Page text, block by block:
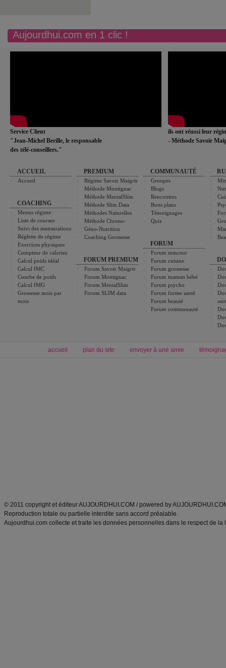
Aujourdhui.com en 1 clic !
Service Client
"Jean-Michel Berille, le responsable
des télé-conseillers."
ils ont réussi leur
- Méthode Savoir
ACCUEIL
Accueil
COACHING
Menus régime
Liste de courses
Suivi des mensurations
Réglette de régime
Exercices physiques
Compteur de calories
Calcul poids idéal
Calcul IMC
Courbe de poids
Calcul IMG
Grossesse mois par
mois
PREMIUM
Régime Savoir Maigrir
Méthode Montignac
Méthode MentalSlim
Méthode Slim Data
Méthodes Naturelles
Méthode Chrono-
Géno-Nutrition
Coaching Grossesse
FORUM PREMIUM
Forum Savoir Maigrir
Forum Montignac
Forum MentalSlim
Forum SLIM data
COMMUNAUTÉ
Groupes
Blogs
Rencontres
Bons plans
Témoignages
Quiz
FORUM
Forum minceur
Forum cuisine
Forum grossesse
Forum maman bébé
Forum psycho
Forum forme santé
Forum beauté
Forum communauté
accueil plan du site envoyer à une amie
© 2011 copyright et éditeur AUJOURDHUI.COM / powered by
Reproduction totale ou partielle interdite sans accord préalable.
Aujourdhui.com collecte et traite les données personnelles dans le respect de